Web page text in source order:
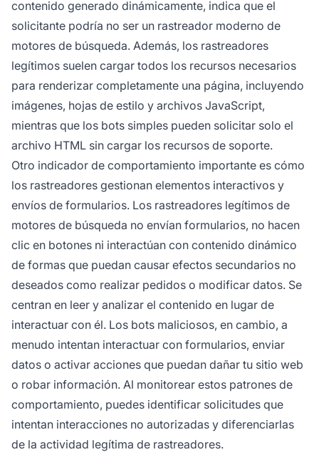
contenido generado dinámicamente, indica que el
solicitante podría no ser un rastreador moderno de
motores de búsqueda. Además, los rastreadores
legítimos suelen cargar todos los recursos necesarios
para renderizar completamente una página, incluyendo
imágenes, hojas de estilo y archivos JavaScript,
mientras que los bots simples pueden solicitar solo el
archivo HTML sin cargar los recursos de soporte.
Otro indicador de comportamiento importante es cómo
los rastreadores gestionan elementos interactivos y
envíos de formularios. Los rastreadores legítimos de
motores de búsqueda no envían formularios, no hacen
clic en botones ni interactúan con contenido dinámico
de formas que puedan causar efectos secundarios no
deseados como realizar pedidos o modificar datos. Se
centran en leer y analizar el contenido en lugar de
interactuar con él. Los bots maliciosos, en cambio, a
menudo intentan interactuar con formularios, enviar
datos o activar acciones que puedan dañar tu sitio web
o robar información. Al monitorear estos patrones de
comportamiento, puedes identificar solicitudes que
intentan interacciones no autorizadas y diferenciarlas
de la actividad legítima de rastreadores.